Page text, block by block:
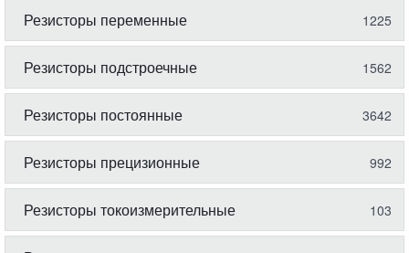
Резисторы переменные 1225
Резисторы подстроечные 1562
Резисторы постоянные 3642
Резисторы прецизионные 992
Резисторы токоизмерительные 103